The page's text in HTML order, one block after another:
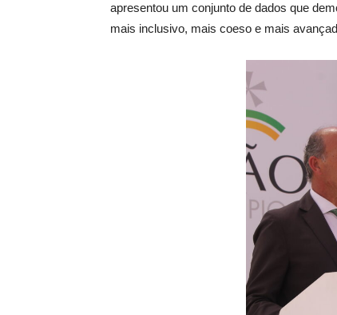
apresentou um conjunto de dados que
mais inclusivo, mais coeso e mais